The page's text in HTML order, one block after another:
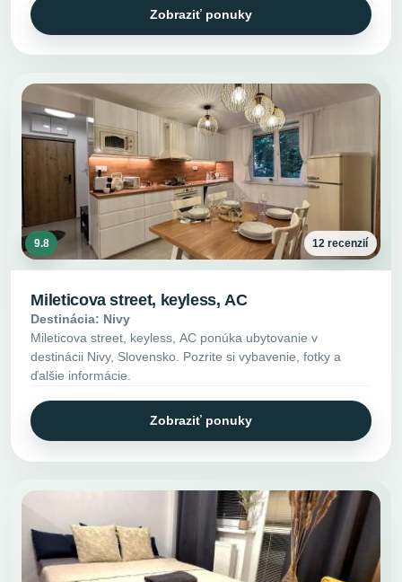
Zobraziť ponuky
9.8 12 recenzií
Mileticova street, keyless, AC
Destinácia: Nivy
Mileticova street, keyless, AC ponúka ubytovanie v
destinácii Nivy, Slovensko. Pozrite si vybavenie, fotky a
ďalšie informácie.
Zobraziť ponuky